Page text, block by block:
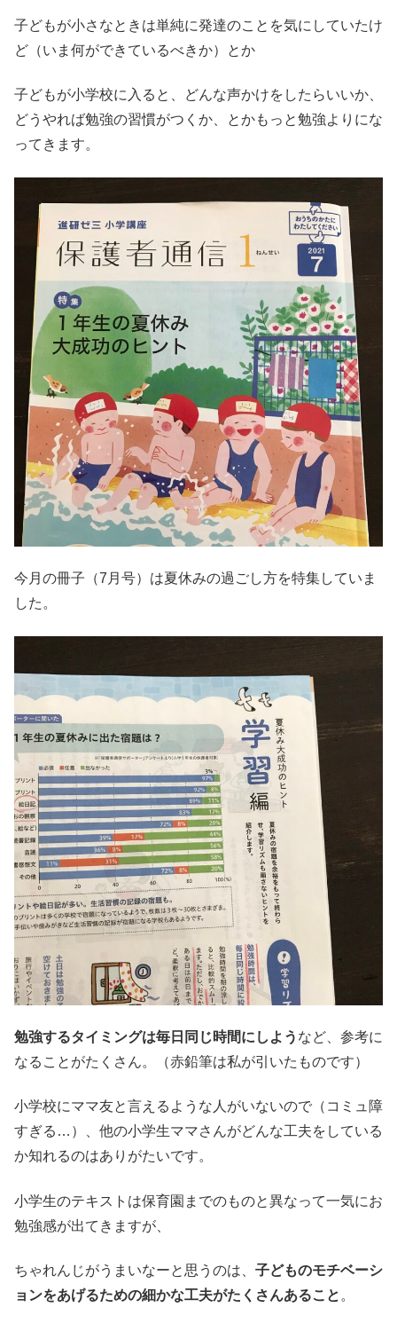
子どもが小さなときは単純に発達のことを気にしていたけ
ど（いま何ができているべきか）とか
子どもが小学校に入ると、どんな声かけをしたらいいか、
どうやれば勉強の習慣がつくか、とかもっと勉強よりにな
ってきます。
今月の冊子（7月号）は夏休みの過ごし方を特集していま
した。
勉強するタイミングは毎日同じ時間にしよう など、参考に
なることがたくさん。（赤鉛筆は私が引いたものです）
小学校にママ友と言えるような人がいないので（コミュ障
すぎる…）、他の小学生ママさんがどんな工夫をしている
か知れるのはありがたいです。
小学生のテキストは保育園までのものと異なって一気にお
勉強感が出てきますが、
ちゃれんじがうまいなーと思うのは、 子どものモチベーシ
ョンをあげるための細かな工夫がたくさんあること 。